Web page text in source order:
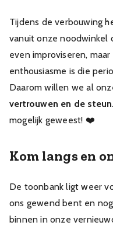
Tijdens de verbouwing
vanuit onze noodwinkel
even improviseren,
enthousiasme is die
Daarom willen we al
vertrouwen en de steun
mogelijk geweest! ❤️
Kom langs en
De toonbank ligt weer
ons gewend bent en
binnen in onze